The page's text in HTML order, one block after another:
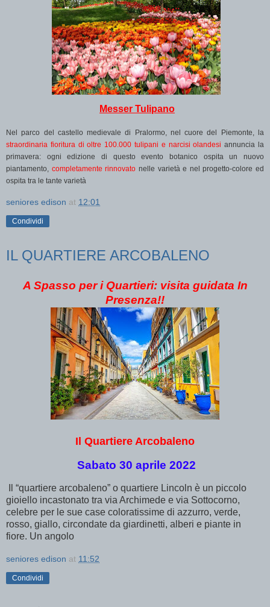
Messer Tulipano
Nel parco del castello medievale di Pralormo, nel cuore del Piemonte, la
straordinaria fioritura di oltre 100.000 tulipani e narcisi olandesi annuncia la
primavera: ogni edizione di questo evento botanico ospita un nuovo
piantamento, completamente rinnovato nelle varietà e nel progetto-colore ed
ospita tra le tante varietà
seniores edison at 12:01
Condividi
IL QUARTIERE ARCOBALENO
A Spasso per i Quartieri: visita guidata In
Presenza!!
Il Quartiere Arcobaleno
Sabato 30 aprile 2022
Il “quartiere arcobaleno” o quartiere Lincoln è un piccolo
gioiello incastonato tra via Archimede e via Sottocorno,
celebre per le sue case coloratissime di azzurro, verde,
rosso, giallo, circondate da giardinetti, alberi e piante in
fiore. Un angolo
seniores edison at 11:52
Condividi